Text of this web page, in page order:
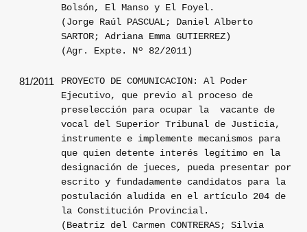
Bolsón, El Manso y El Foyel.
(Jorge Raúl PASCUAL; Daniel Alberto
SARTOR; Adriana Emma GUTIERREZ)
(Agr. Expte. Nº 82/2011)
81/2011
PROYECTO DE COMUNICACION: Al Poder
Ejecutivo, que previo al proceso de
preselección para ocupar la
vacante de
vocal del Superior Tribunal de Justicia,
instrumente e implemente mecanismos para
que quien detente interés legítimo en la
designación de jueces, pueda presentar por
escrito y fundadamente candidatos para la
postulación aludida en el artículo 204 de
la Constitución Provincial.
(Beatriz del Carmen CONTRERAS; Silvia